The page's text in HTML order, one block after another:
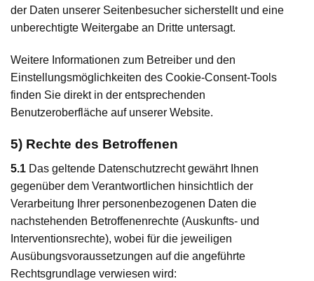
der Daten unserer Seitenbesucher sicherstellt und eine
unberechtigte Weitergabe an Dritte untersagt.
Weitere Informationen zum Betreiber und den
Einstellungsmöglichkeiten des Cookie-Consent-Tools
finden Sie direkt in der entsprechenden
Benutzeroberfläche auf unserer Website.
5) Rechte des Betroffenen
5.1 Das geltende Datenschutzrecht gewährt Ihnen
gegenüber dem Verantwortlichen hinsichtlich der
Verarbeitung Ihrer personenbezogenen Daten die
nachstehenden Betroffenenrechte (Auskunfts- und
Interventionsrechte), wobei für die jeweiligen
Ausübungsvoraussetzungen auf die angeführte
Rechtsgrundlage verwiesen wird: